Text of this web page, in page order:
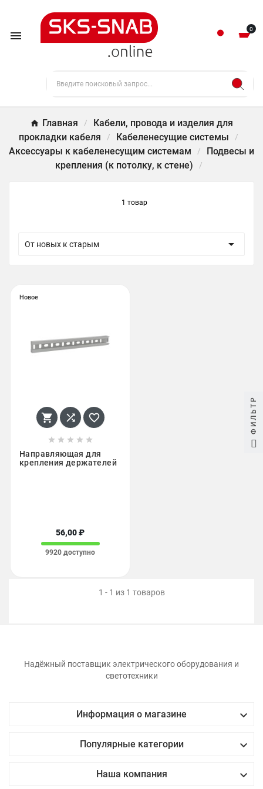
 0
Главная
Кабели, провода и изделия для
прокладки кабеля
Кабеленесущие системы
Аксессуары к кабеленесущим системам
Подвесы и
крепления (к потолку, к стене)
1 товар
От новых к старым 
Новое
  
    
Направляющая для
крепления держателей
56,00 ₽
9920 доступно
1 - 1 из 1 товаров
Надёжный поставщик электрического оборудования и
светотехники
Информация о магазине 
Популярные категории 
Наша компания 
ФИЛЬТР